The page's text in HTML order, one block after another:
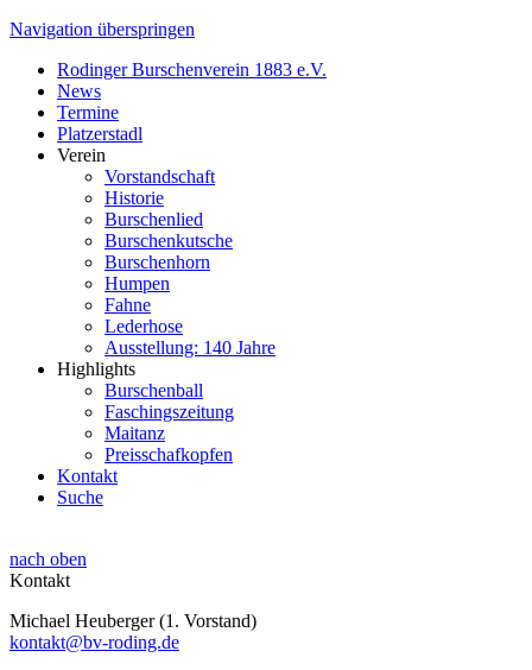
Navigation überspringen
Rodinger Burschenverein 1883 e.V.
News
Termine
Platzerstadl
Verein
Vorstandschaft
Historie
Burschenlied
Burschenkutsche
Burschenhorn
Humpen
Fahne
Lederhose
Ausstellung: 140 Jahre
Highlights
Burschenball
Faschingszeitung
Maitanz
Preisschafkopfen
Kontakt
Suche
nach oben
Kontakt
Michael Heuberger (1. Vorstand)
kontakt@bv-roding.de